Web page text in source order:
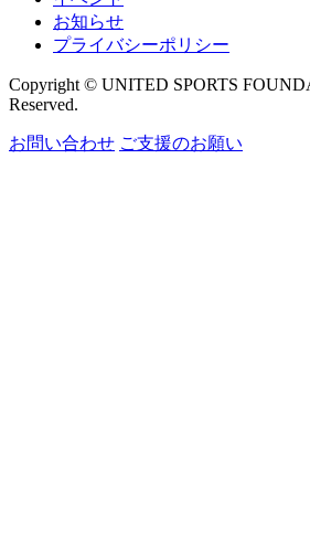
お知らせ
プライバシーポリシー
Copyright © UNITED SPORTS
Reserved.
お問い合わせ ご支援のお願い